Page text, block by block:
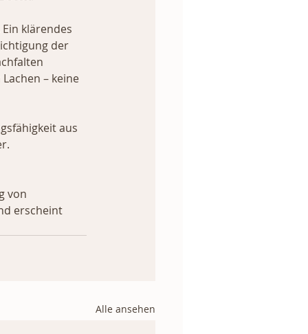
klärendes
der
– keine
aus
von
erscheint
Alle ansehen